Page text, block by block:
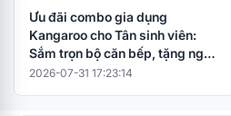
Ưu đãi combo gia dụng
Kangaroo cho Tân sinh viên:
Sắm trọn bộ căn bếp, tặng ngay
nồi cơm điện
2026-07-31 17:23:14